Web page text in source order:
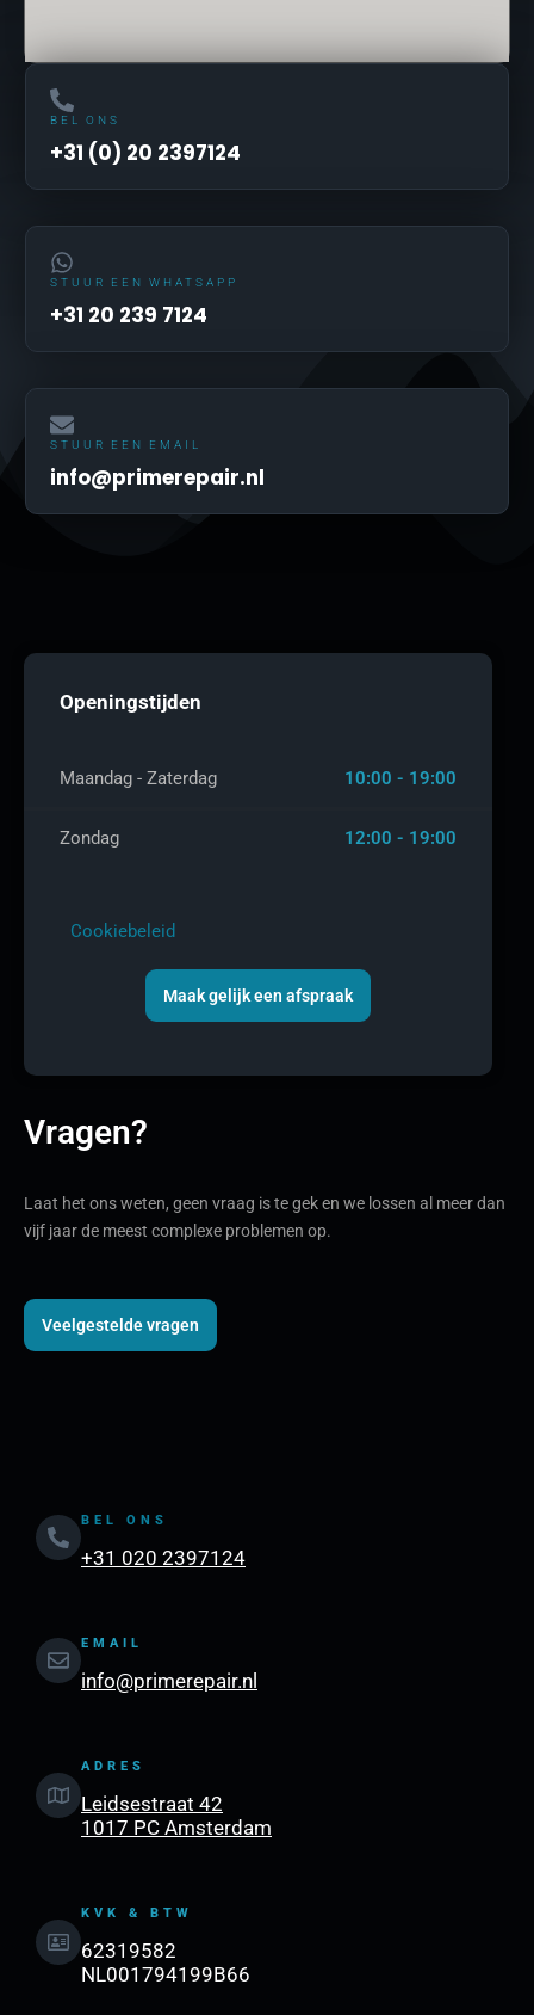
BEL ONS
+31 (0) 20 2397124
STUUR EEN WHATSAPP
+31 20 239 7124
STUUR EEN EMAIL
info@primerepair.nl
Openingstijden
Maandag - Zaterdag 10:00 - 19:00
Zondag 12:00 - 19:00
Cookiebeleid
Maak gelijk een afspraak
Vragen?
Laat het ons weten, geen vraag is te gek en we lossen al meer dan
vijf jaar de meest complexe problemen op.
Veelgestelde vragen
BEL ONS
+31 020 2397124
EMAIL
info@primerepair.nl
ADRES
Leidsestraat 42
1017 PC Amsterdam
KVK & BTW
62319582
NL001794199B66